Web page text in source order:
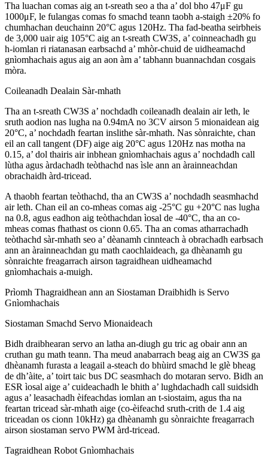
Tha luachan comas aig an t-sreath seo a tha a’ dol bho 47μF gu
1000μF, le fulangas comas fo smachd teann taobh a-staigh ±20% fo
chumhachan deuchainn 20°C agus 120Hz. Tha fad-beatha seirbheis
de 3,000 uair aig 105°C aig an t-sreath CW3S, a’ coinneachadh gu
h-iomlan ri riatanasan earbsachd a’ mhòr-chuid de uidheamachd
gnìomhachais agus aig an aon àm a’ tabhann buannachdan cosgais
mòra.
Coileanadh Dealain Sàr-mhath
Tha an t-sreath CW3S a’ nochdadh coileanadh dealain air leth, le
sruth aodion nas lugha na 0.94mA no 3CV airson 5 mionaidean aig
20°C, a’ nochdadh feartan inslithe sàr-mhath. Nas sònraichte, chan
eil an call tangent (DF) aige aig 20°C agus 120Hz nas motha na
0.15, a’ dol thairis air inbhean gnìomhachais agus a’ nochdadh call
lùtha agus àrdachadh teòthachd nas ìsle ann an àrainneachdan
obrachaidh àrd-tricead.
A thaobh feartan teòthachd, tha an CW3S a’ nochdadh seasmhachd
air leth. Chan eil an co-mheas comas aig -25°C gu +20°C nas lugha
na 0.8, agus eadhon aig teòthachdan ìosal de -40°C, tha an co-
mheas comas fhathast os cionn 0.65. Tha an comas atharrachadh
teòthachd sàr-mhath seo a’ dèanamh cinnteach à obrachadh earbsach
ann an àrainneachdan gu math caochlaideach, ga dhèanamh gu
sònraichte freagarrach airson tagraidhean uidheamachd
gnìomhachais a-muigh.
Prìomh Thagraidhean ann an Siostaman Draibhidh is Servo
Gnìomhachais
Siostaman Smachd Servo Mionaideach
Bidh draibhearan servo an latha an-diugh gu tric ag obair ann an
cruthan gu math teann. Tha meud anabarrach beag aig an CW3S ga
dhèanamh furasta a leagail a-steach do bhùird smachd le glè bheag
de dh’àite, a’ toirt taic bus DC seasmhach do motaran servo. Bidh an
ESR ìosal aige a’ cuideachadh le bhith a’ lughdachadh call suidsidh
agus a’ leasachadh èifeachdas iomlan an t-siostaim, agus tha na
feartan tricead sàr-mhath aige (co-èifeachd sruth-crith de 1.4 aig
triceadan os cionn 10kHz) ga dhèanamh gu sònraichte freagarrach
airson siostaman servo PWM àrd-tricead.
Tagraidhean Robot Gnìomhachais